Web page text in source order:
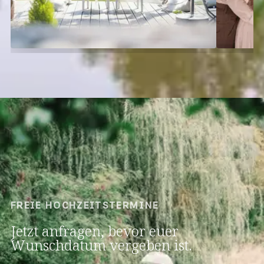
FREIE HOCHZEITSTERMINE
Jetzt anfragen, bevor euer
Wunschdatum vergeben ist.